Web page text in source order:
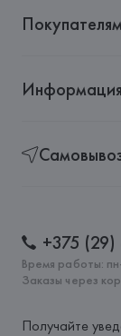
Покупателям
Информация
+375
Время работы:
Заказы через
Получайте